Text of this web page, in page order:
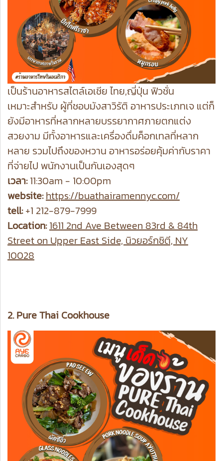
เป็นร้านอาหารสไตล์เอเชีย ไทย,ญี่ปุ่น ฟิวชั่น
เหมาะสำหรับ ผู้ที่ชอบมังสาวิรัติ อาหารประเภทเจ แต่ก็
ยังมีอาหารที่หลากหลายบรรยากาศภายตกแต่ง
สวยงาม มีทั้งอาหารและเครื่องดื่มค็อกเทลที่หลาก
หลาย รวมไปถึงของหวาน อาหารอร่อยคุ้มค่ากับราคา
ที่จ่ายไป พนักงานเป็นกันเองสุดๆ
เวลา:11:30am - 10:00pm
website: https://buathairamennyc.com/
tell:+1 212-879-7999
Location: 1611 2nd Ave Between 83rd & 84th
Street on Upper East Side, นิวยอร์กซิตี, NY
10028
2. Pure Thai Cookhouse